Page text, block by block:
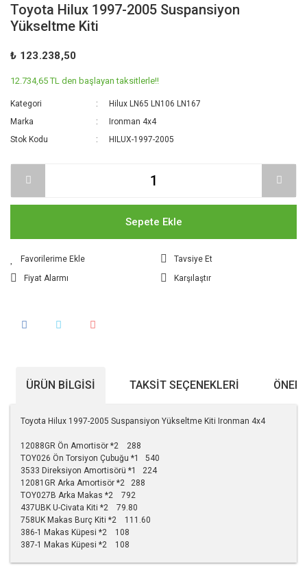
Toyota Hilux 1997-2005 Suspansiyon
Yükseltme Kiti
₺ 123.238,50
12.734,65 TL den başlayan taksitlerle!!
Kategori
Hilux LN65 LN106 LN167
Marka
Ironman 4x4
Stok Kodu
HILUX-1997-2005
Sepete Ekle
Tavsiye Et
Fiyat Alarmı
Karşılaştır
ÜRÜN BILGISI TAKSIT SEÇENEKLERI
Toyota Hilux 1997-2005 Suspansiyon Yükseltme Kiti Ironman 4x4
12088GR Ön Amortisör *2 288
TOY026 Ön Torsiyon Çubuğu *1 540
3533 Direksiyon Amortisörü *1 224
12081GR Arka Amortisör *2 288
TOY027B Arka Makas *2 792
437UBK U-Civata Kiti *2 79.80
758UK Makas Burç Kiti *2 111.60
386-1 Makas Küpesi *2 108
387-1 Makas Küpesi *2 108